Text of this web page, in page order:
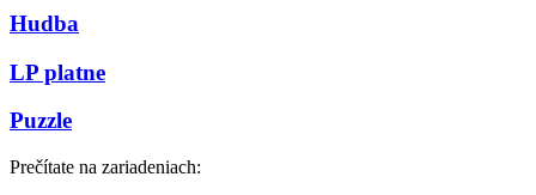
Hudba
LP platne
Puzzle
Prečítate na zariadeniach: